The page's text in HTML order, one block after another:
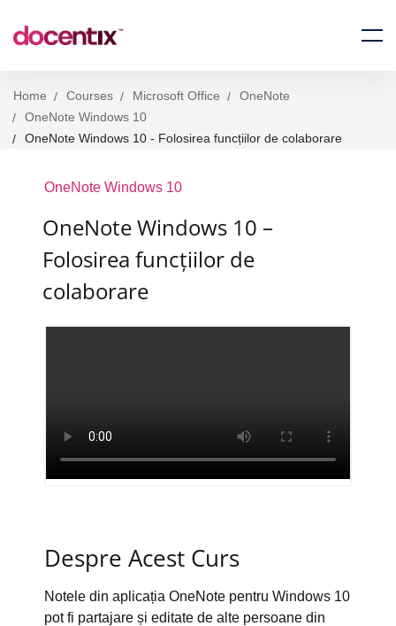
Home Courses Microsoft Office
OneNote
OneNote Windows 10
OneNote Windows 10 - Folosirea funcțiilor de colaborare
OneNote Windows 10
OneNote Windows 10 –
Folosirea funcțiilor de
colaborare
Despre Acest Curs
Notele din aplicația OneNote pentru Windows 10
pot fi partajare și editate de alte persoane din